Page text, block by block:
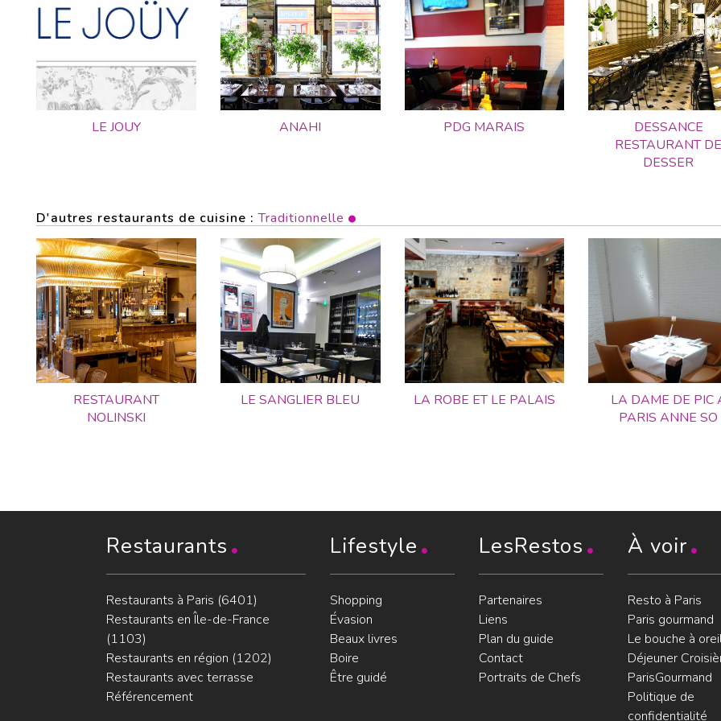
LE JOUY ANAHI PDG MARAIS
DESSANCE
RESTAURANT
DESSER
D'autres restaurants de cuisine :Traditionnelle
RESTAURANT
NOLINSKI
LE SANGLIER BLEU LA ROBE ET LE PALAIS
LA DAME DE PIC
PARIS ANNE SO
Restaurants
Restaurants à Paris (6401)
Restaurants en Île-de-France
(1103)
Restaurants en région (1202)
Restaurants avec terrasse
Référencement
Lifestyle
Shopping
Évasion
Beaux livres
Boire
Être guidé
LesRestos
Partenaires
Liens
Plan du guide
Contact
Portraits de Chefs
À voir
Resto à Paris
Paris gourmand
Le bouche à
Déjeuner
ParisGourmand
Politique de
confidentialité